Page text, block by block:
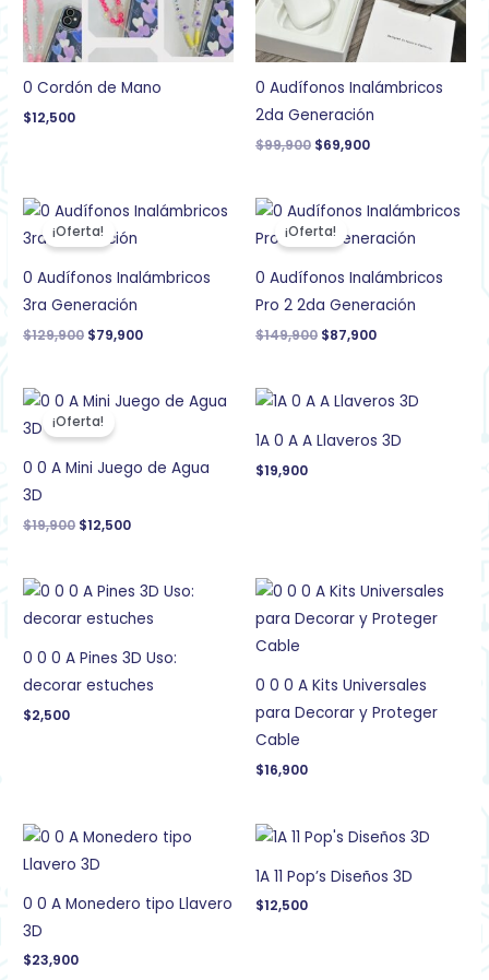
0 Cordón de Mano
$12,500
0 Audífonos Inalámbricos
2da Generación
$99,900 $69,900
¡Oferta!
0 Audífonos Inalámbricos
3ra Generación
$129,900
El
precio
original
$129,900.
$79,900
El
precio
$79,900.
¡Oferta!
0 Audífonos Inalámbricos
Pro 2 2da Generación
$149,900
El
precio
original
$149,900.
$87,900
El
precio
actual
$87,900.
¡Oferta!
0 0 A Mini Juego de Agua
3D
$19,900
El
precio
original
$19,900.
$12,500
El
precio
$12,500.
1A 0 A A Llaveros 3D
$19,900
0 0 0 A Pines 3D Uso:
decorar estuches
$2,500
0 0 0 A Kits Universales
para Decorar y Proteger
Cable
$16,900
0 0 A Monedero tipo Llavero
3D
$23,900
1A 11 Pop’s Diseños 3D
$12,500